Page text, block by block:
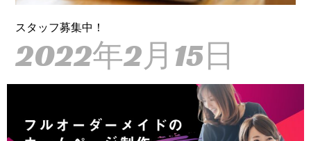
スタッフ募集中！
2022年2月15日